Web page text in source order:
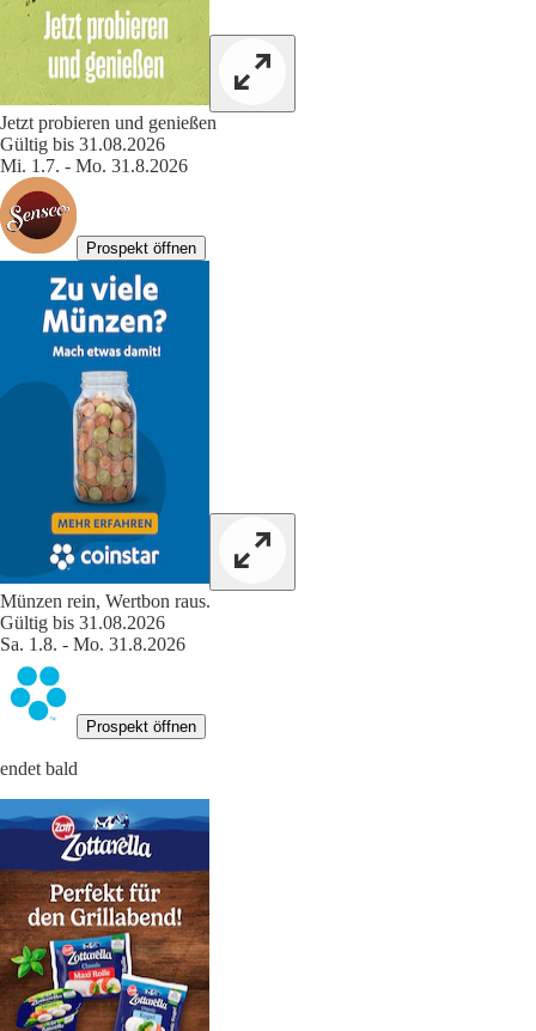
Jetzt probieren und genießen
Gültig bis 31.08.2026
Mi. 1.7. - Mo. 31.8.2026
Prospekt öffnen
Münzen rein, Wertbon raus.
Gültig bis 31.08.2026
Sa. 1.8. - Mo. 31.8.2026
Prospekt öffnen
endet bald